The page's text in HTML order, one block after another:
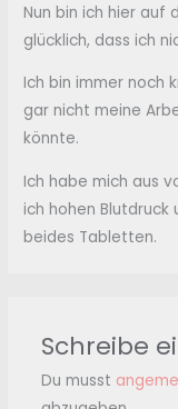
Nun bin ich hier auf
glücklich, dass ich
Ich bin immer noch
gar nicht meine
könnte.
Ich habe mich aus
ich hohen Blutdruck
beides Tabletten.
Schreibe
Du musst